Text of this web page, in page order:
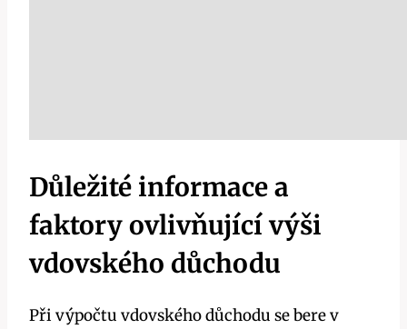
Důležité informace a
faktory ovlivňující výši
vdovského důchodu
Při výpočtu vdovského důchodu se bere v